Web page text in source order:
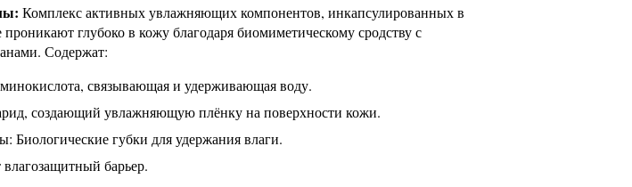
Комплекс активных увлажняющих компонентов, инкапсулированных в
глубоко в кожу благодаря биомиметическому сродству с
Содержат:
связывающая и удерживающая воду.
создающий увлажняющую плёнку на поверхности кожи.
Биологические губки для удержания влаги.
барьер.